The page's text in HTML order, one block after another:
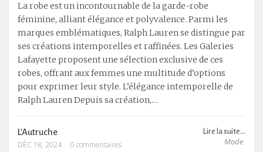
La robe est un incontournable de la garde-robe
féminine, alliant élégance et polyvalence. Parmi les
marques emblématiques, Ralph Lauren se distingue par
ses créations intemporelles et raffinées. Les Galeries
Lafayette proposent une sélection exclusive de ces
robes, offrant aux femmes une multitude d’options
pour exprimer leur style. L’élégance intemporelle de
Ralph Lauren Depuis sa création,…
Lire la suite...
Mode
L'Autruche
DÉC 18, 2024
0 commentaires